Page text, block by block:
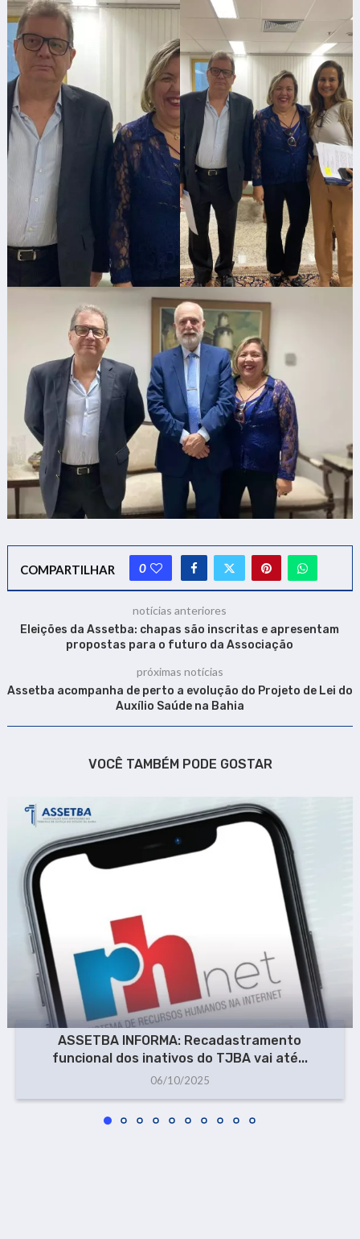
COMPARTILHAR 0
notícias anteriores
Eleições da Assetba: chapas são inscritas e apresentam
propostas para o futuro da Associação
próximas notícias
Assetba acompanha de perto a evolução do Projeto de Lei do
Auxílio Saúde na Bahia
VOCÊ TAMBÉM PODE GOSTAR
ASSETBA INFORMA: Recadastramento
funcional dos inativos do TJBA vai até...
06/10/2025